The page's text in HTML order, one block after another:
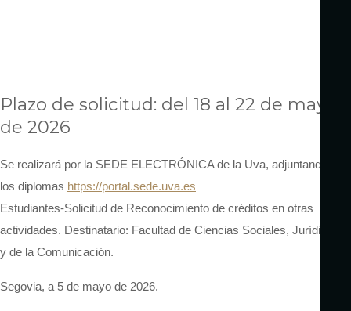
Plazo de solicitud: del 18 al 22 de mayo
de 2026
Se realizará por la SEDE ELECTRÓNICA de la Uva, adjuntando
los diplomas https://portal.sede.uva.es
Estudiantes-Solicitud de Reconocimiento de créditos en otras
actividades. Destinatario: Facultad de Ciencias Sociales, Jurídicas
y de la Comunicación.
Segovia, a 5 de mayo de 2026.